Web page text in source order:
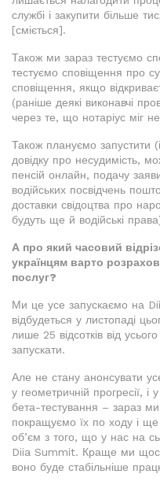
службі і закупити більше
[сміється].
Також ми зараз тестуємо
тестуємо сповіщення про
сповіщення, якщо
(раніше деякі виконавчі
через те, що нотаріус міг
Також плануємо запустити
довідку про несудимість,
пенсій онлайн, подачу
водійських посвідчень
доставки свідоцтва про
будуть ще й водійські
А про який часовий
українцям варто
послуг?
Ми це усе запускаємо на
відбудеться у листопаді
лише 25 відсотків від
запускати.
Але не стану анонсувати
у геометричній прогресії,
бета-тестування – зараз
покращуємо їх по ходу і
об’єм з того, що у нас на
Diia Summit. Краще ми
воно буде стабільніше